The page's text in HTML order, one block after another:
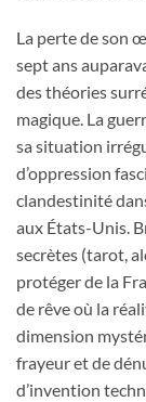
La perte de son
sept ans
des théories
magique. La
sa situation
d’oppression
clandestinité
aux États-Unis.
secrètes (tarot,
protéger de la
de rêve où la
dimension
frayeur et de
d’invention